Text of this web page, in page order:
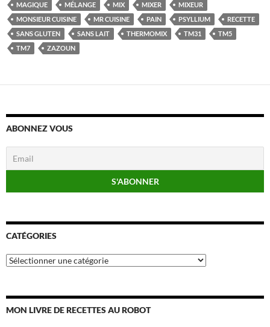
MAGIQUE
MÉLANGE MIX MIXER
MIXEUR
MONSIEUR CUISINE
MR CUISINE PAIN PSYLLIUM
RECETTE
SANS GLUTEN
SANS LAIT THERMOMIX TM31
TM5
TM7
ZAZOUN
ABONNEZ VOUS
CATÉGORIES
Catégories
MON LIVRE DE RECETTES AU ROBOT